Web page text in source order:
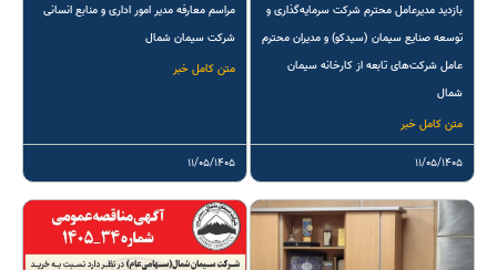
بازدید مدیرعامل محترم شرکت سرمایه‌گذاری و
توسعه صنایع سیمان (سیدکو) و مدیران محترم
عامل شرکت‌های تابعه از کارخانه سیمان
شمال
متن کامل خبر
۱۱/۰۵/۱۴۰۵
مراسم معارفه مدیر امور اداری و منابع انسانی
شرکت سیمان شمال
متن کامل خبر
۱۱/۰۵/۱۴۰۵